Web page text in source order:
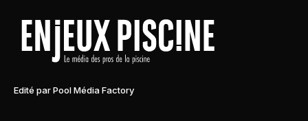
Edité par Pool Média Factory